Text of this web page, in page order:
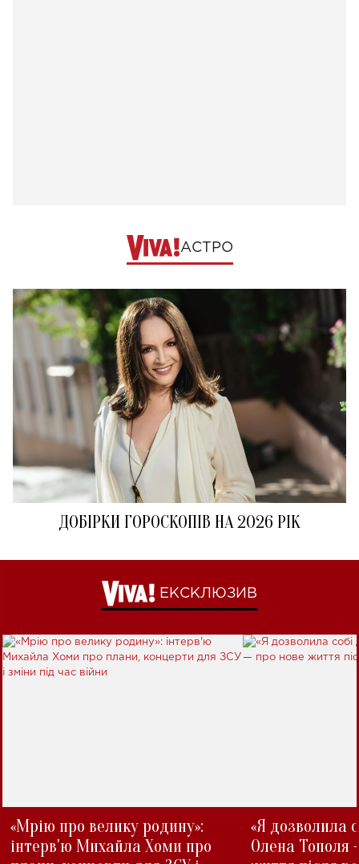
АСТРО
ДОБІРКИ ГОРОСКОПІВ НА 2026 РІК
ЕКСКЛЮЗИВ
«Мрію про велику родину»:
інтерв'ю Михайла Хоми про
«Я дозволила
Олена Тополя